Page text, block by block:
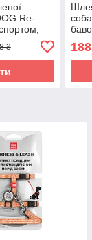
Re-
S,
₴